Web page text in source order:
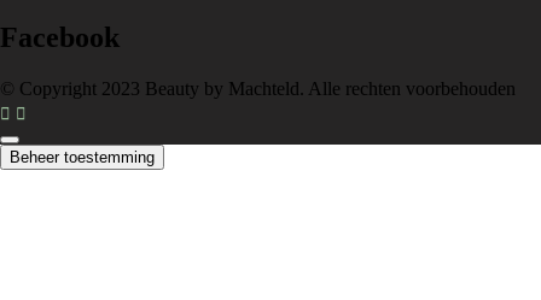
Facebook
© Copyright 2023 Beauty by Machteld. Alle rechten voorbehouden
Beheer toestemming